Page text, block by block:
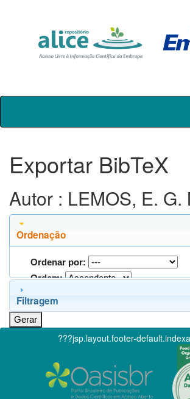
Skip
Exportar BibTeX
Autor : LEMOS, E. G.
Ordenação
Ordenar por:
Ordem:
Filtragem
???jsp.layout.footer-